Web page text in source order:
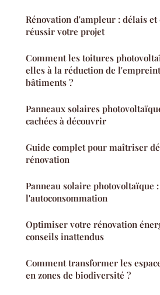
Rénovation d'ampleur : délais
réussir votre projet
Comment les toitures
elles à la réduction de
bâtiments ?
Panneaux solaires
cachées à découvrir
Guide complet pour maîtriser
rénovation
Panneau solaire photovoltaïque
l'autoconsommation
Optimiser votre rénovation
conseils inattendus
Comment transformer les
en zones de biodiversité ?